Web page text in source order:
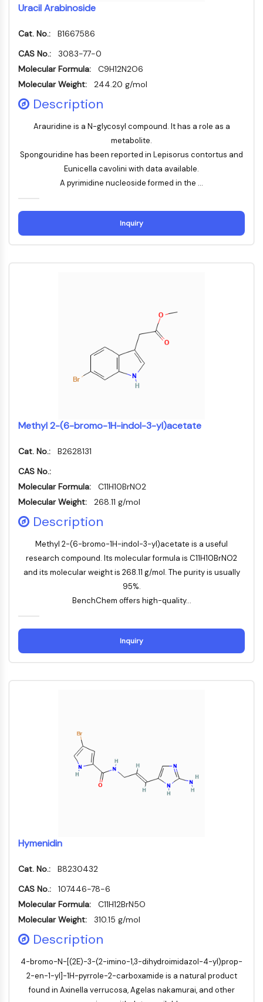
AUTOPHAGIE
Autophagie
Autophagie
KINASE DE TYROSINE DE PROTÉINE/RTK
Kinase de tyrosine de protéine/RTK
Kinase tyrosine non réceptrice
Synonymes : NRTK
Récepteur tyrosine kinase RTK
TRANSPORTEUR MEMBRANAIRE/CANAL
Transporteur membranaire/canal ionique
Canal ionique
GPCR/G PROTEIN
GPCR de classe B Synonymes: Famille
Related aux protéines G
GPCR de classe A Synonymes : Famille
PROTAC
ByeTAC
AUTACs
AUTOTACs
LYTACs
Conjugués ligand-liant de protéine
cible
SNIPERs
Colle moléculaire
Ligands pour protéine cible pour
Ligands pour l'E3 ligase
Conjugués ligand-liant de ligase E3
PROTACs
CYCLE CELLULAIRE/DOMMAGES À L'ADN
Dommage à l'ADN
IMMUNOLOGIE/INFLAMMATION
Immunologie/Inflammation
ALCAM/CD166
Récepteurs de type immunoglobuline
des leucocytes humains LILR
Mésothéline
TROP2
CD276/B7-H3
L-sélectine
CD1
VAP-1
Uracil Arabinoside
Cat. No.:
B1667586
CAS No.:
3083-77-0
Molecular Formula:
C9H12N2O6
Molecular Weight:
244.20 g/mol
Description
Arauridine is a N-glycosyl compound. It has a role as a
metabolite.
Spongouridine has been reported in Lepisorus contortus and
Eunicella cavolini with data available.
A pyrimidine nucleoside formed in the ...
Inquiry
Methyl 2-(6-bromo-1H-indol-3-yl)acetate
Cat. No.:
B2628131
CAS No.:
Molecular Formula:
C11H10BrNO2
Molecular Weight:
268.11 g/mol
Description
Methyl 2-(6-bromo-1H-indol-3-yl)acetate is a useful
research compound. Its molecular formula is C11H10BrNO2
and its molecular weight is 268.11 g/mol. The purity is usually
95%.
BenchChem offers high-quality...
Inquiry
Hymenidin
Cat. No.:
B8230432
CAS No.:
107446-78-6
Molecular Formula:
C11H12BrN5O
Molecular Weight:
310.15 g/mol
Description
4-bromo-N-[(2E)-3-(2-imino-1,3-dihydroimidazol-4-yl)prop-
2-en-1-yl]-1H-pyrrole-2-carboxamide is a natural product
found in Axinella verrucosa, Agelas nakamurai, and other